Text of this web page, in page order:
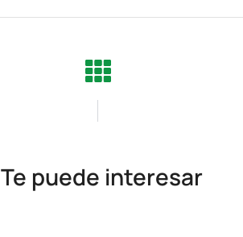
Te puede interesar